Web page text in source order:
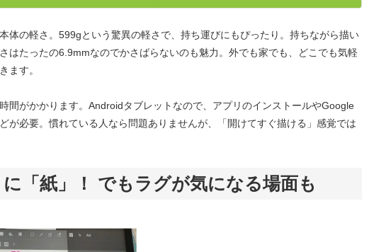
体の軽さ。599gという驚異の軽さで、持ち運びにもぴったり。持ちながら描い
はたったの6.9mmなのでかさばらないのも魅力。外でも家でも、どこでも気軽
ます。
間がかかります。Androidタブレットなので、アプリのインストールやGoogle
が必要。慣れている人なら問題ありませんが、「開けてすぐ描ける」感覚では
「紙」！ でもラグが気になる場面も